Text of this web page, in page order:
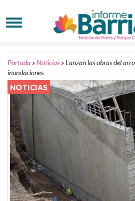
Portada »Noticias »Lanzan las obras del
inundaciones
NOTICIAS